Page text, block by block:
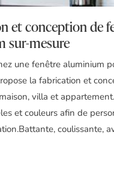
et conception de
sur-mesure
une fenêtre aluminium
la fabrication et
villa et
et couleurs afin de
coulissante,